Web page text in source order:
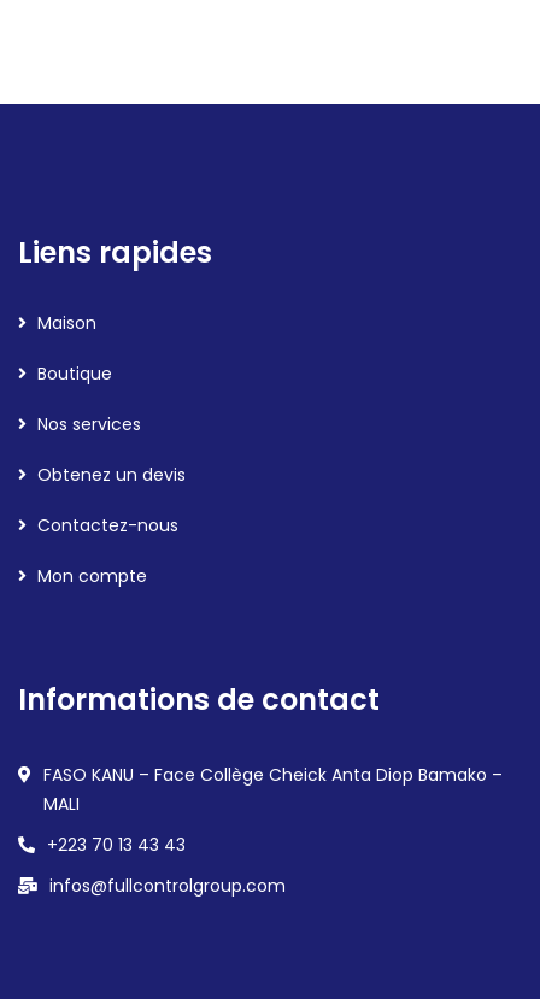
Liens rapides
Maison
Boutique
Nos services
Obtenez un devis
Contactez-nous
Mon compte
Informations de contact
FASO KANU – Face Collège Cheick Anta Diop Bamako –
MALI
+223 70 13 43 43
infos@fullcontrolgroup.com